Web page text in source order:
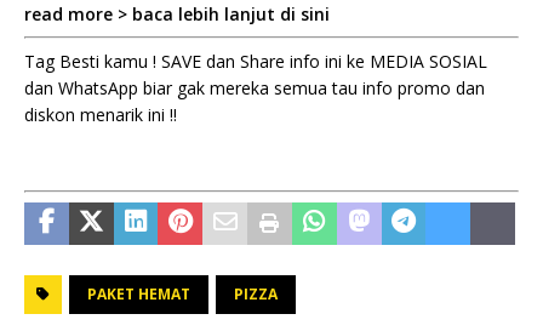
read more > baca lebih lanjut di sini
Tag Besti kamu ! SAVE dan Share info ini ke MEDIA SOSIAL
dan WhatsApp biar gak mereka semua tau info promo dan
diskon menarik ini !!
PAKET HEMAT PIZZA